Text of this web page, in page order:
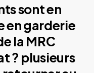
sont en
en garderie
la MRC
? plusieurs